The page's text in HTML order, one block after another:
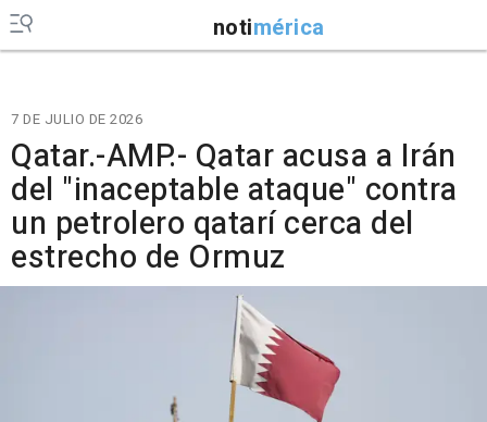
notimérica
7 DE JULIO DE 2026
Qatar.-AMP.- Qatar acusa a Irán
del "inaceptable ataque" contra
un petrolero qatarí cerca del
estrecho de Ormuz